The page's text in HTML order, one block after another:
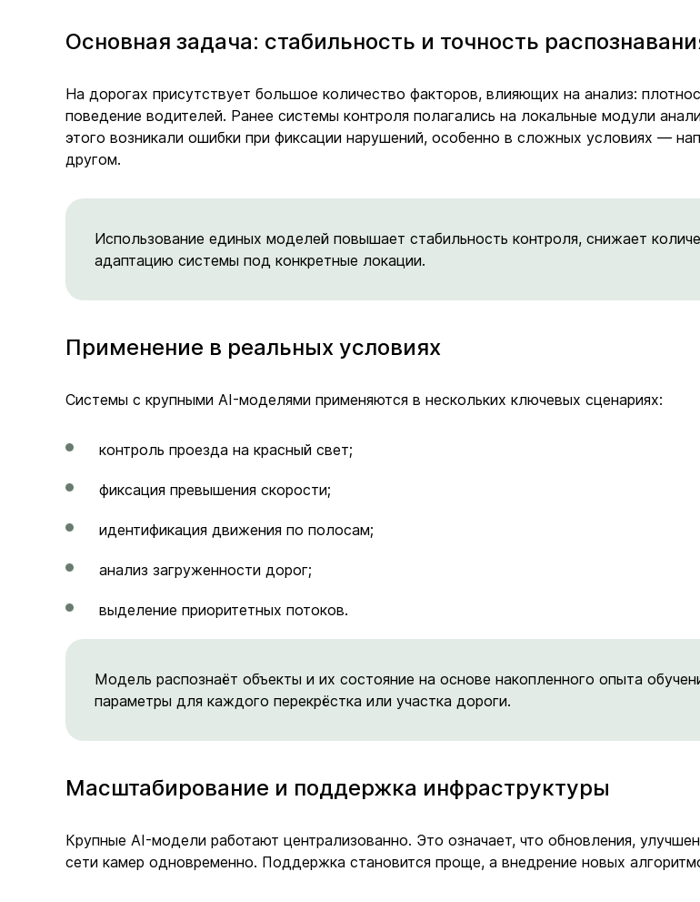
Основная задача: стабильность и точность
На дорогах присутствует большое количество факторов, влияющих на анализ:
поведение водителей. Ранее системы контроля полагались на локальные модули
этого возникали ошибки при фиксации нарушений, особенно в сложных условиях —
другом.
Использование единых моделей повышает стабильность контроля, снижает
адаптацию системы под конкретные локации.
Применение в реальных условиях
Системы с крупными AI-моделями применяются в нескольких ключевых сценариях:
контроль проезда на красный свет;
фиксация превышения скорости;
идентификация движения по полосам;
анализ загруженности дорог;
выделение приоритетных потоков.
Модель распознаёт объекты и их состояние на основе накопленного опыта
параметры для каждого перекрёстка или участка дороги.
Масштабирование и поддержка инфраструктуры
Крупные AI-модели работают централизованно. Это означает, что обновления,
сети камер одновременно. Поддержка становится проще, а внедрение новых